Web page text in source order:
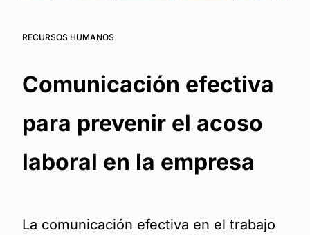
RECURSOS HUMANOS
Comunicación efectiva
para prevenir el acoso
laboral en la empresa
La comunicación efectiva en el trabajo